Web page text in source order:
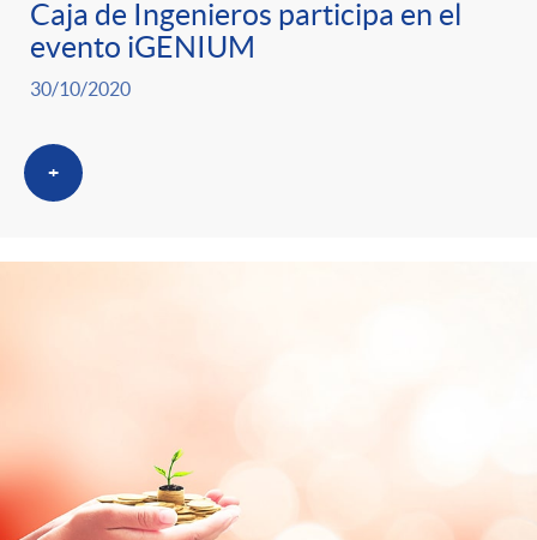
Caja de Ingenieros participa en el
evento iGENIUM
30/10/2020
+